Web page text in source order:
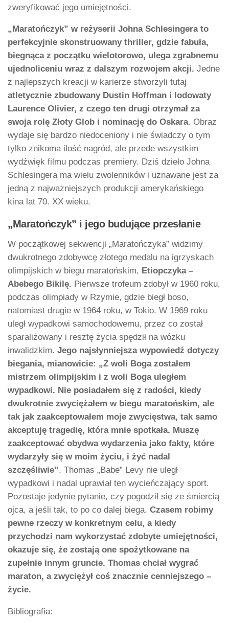
zweryfikować jego umiejętności.
„Maratończyk” w reżyserii Johna Schlesingera to
perfekcyjnie skonstruowany thriller, gdzie fabuła,
biegnąca z początku wielotorowo, ulega zgrabnemu
ujednoliceniu wraz z dalszym rozwojem akcji. Jedne
z najlepszych kreacji w karierze stworzyli tutaj
atletycznie zbudowany Dustin Hoffman i lodowaty
Laurence Olivier, z czego ten drugi otrzymał za
swoja rolę Złoty Glob i nominację do Oskara. Obraz
wydaje się bardzo niedoceniony i nie świadczy o tym
tylko znikoma ilość nagród, ale przede wszystkim
wydźwięk filmu podczas premiery. Dziś dzieło Johna
Schlesingera ma wielu zwolenników i uznawane jest za
jedną z najważniejszych produkcji amerykańskiego
kina lat 70. XX wieku.
„Maratończyk” i jego budujące przesłanie
W początkowej sekwencji „Maratończyka” widzimy
dwukrotnego zdobywcę złotego medalu na igrzyskach
olimpijskich w biegu maratońskim, Etiopczyka –
Abebego Bikilę. Pierwsze trofeum zdobył w 1960 roku,
podczas olimpiady w Rzymie, gdzie biegł boso,
natomiast drugie w 1964 roku, w Tokio. W 1969 roku
uległ wypadkowi samochodowemu, przez co został
sparaliżowany i resztę życia spędził na wózku
inwalidzkim. Jego najsłynniejsza wypowiedź dotyczy
biegania, mianowicie: „Z woli Boga zostałem
mistrzem olimpijskim i z woli Boga uległem
wypadkowi. Nie posiadałem się z radości, kiedy
dwukrotnie zwyciężałem w biegu maratońskim, ale
tak jak zaakceptowałem moje zwycięstwa, tak samo
akceptuję tragedię, która mnie spotkała. Muszę
zaakceptować obydwa wydarzenia jako fakty, które
wydarzyły się w moim życiu, i żyć nadal
szczęśliwie”. Thomas „Babe” Levy nie uległ
wypadkowi i nadal uprawiał ten wycieńczający sport.
Pozostaje jedynie pytanie, czy pogodził się ze śmiercią
ojca, a jeśli tak, to po co dalej biega. Czasem robimy
pewne rzeczy w konkretnym celu, a kiedy
przychodzi nam wykorzystać zdobyte umiejętności,
okazuje się, że zostają one spożytkowane na
zupełnie innym gruncie. Thomas chciał wygrać
maraton, a zwyciężył coś znacznie cenniejszego –
życie.
Bibliografia: